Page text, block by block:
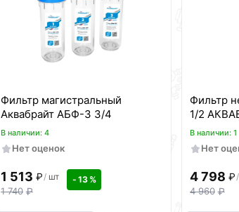
Фильтр магистральный
Аквабрайт АБФ-3 3/4
В наличии: 4
Нет оценок
1 513 ₽ / шт
1 740 ₽
- 13 %
Фильтр
1/2
В наличии: 1
Нет
4 798 ₽ /
4 960 ₽